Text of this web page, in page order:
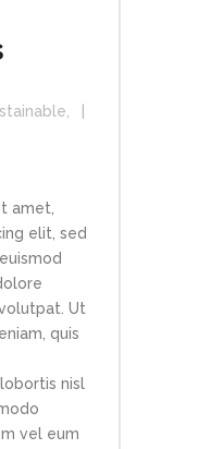
amet,
elit, sed
Ut
quis
nisl
vel eum